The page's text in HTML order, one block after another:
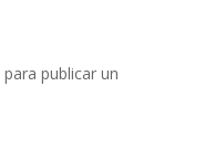
para publicar un